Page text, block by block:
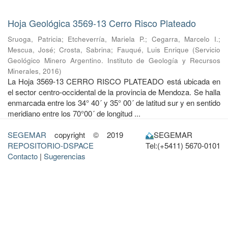
Hoja Geológica 3569-13 Cerro Risco Plateado
Sruoga, Patricia; Etcheverría, Mariela P.; Cegarra, Marcelo I.;
Mescua, José;Crosta, Sabrina; Fauqué, Luis Enrique (Servicio
Geológico Minero Argentino. Instituto de Geología y Recursos
Minerales, 2016)
La Hoja 3569-13 CERRO RISCO PLATEADO está ubicada en
el sector centro-occidental de la provincia de Mendoza. Se halla
enmarcada entre los 34° 40´ y 35° 00´ de latitud sur y en sentido
meridiano entre los 70°00´ de longitud ...
SEGEMAR copyright © 2019
REPOSITORIO-DSPACE
Contacto | Sugerencias
SEGEMAR
Tel:(+5411) 5670-0101